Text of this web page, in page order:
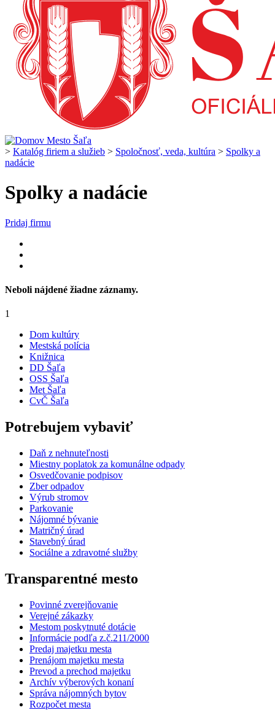
> Katalóg firiem a služieb > Spoločnosť, veda, kultúra > Spolky a
nadácie
Spolky a nadácie
Pridaj firmu
Neboli nájdené žiadne záznamy.
1
Dom kultúry
Mestská polícia
Knižnica
DD Šaľa
OSS Šaľa
Met Šaľa
CvČ Šaľa
Potrebujem vybaviť
Daň z nehnuteľnosti
Miestny poplatok za komunálne odpady
Osvedčovanie podpisov
Zber odpadov
Výrub stromov
Parkovanie
Nájomné bývanie
Matričný úrad
Stavebný úrad
Sociálne a zdravotné služby
Transparentné mesto
Povinné zverejňovanie
Verejné zákazky
Mestom poskytnuté dotácie
Informácie podľa z.č.211/2000
Predaj majetku mesta
Prenájom majetku mesta
Prevod a prechod majetku
Archív výberových konaní
Správa nájomných bytov
Rozpočet mesta